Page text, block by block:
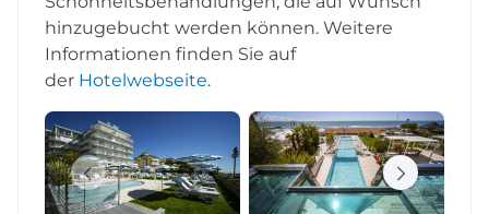
hinzugebucht werden können. Weitere
Informationen finden Sie auf
der Hotelwebseite.